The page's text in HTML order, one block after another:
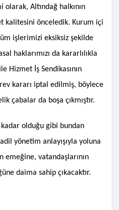
Altındağ halkının
kalitesini önceledik. Kurum içi
işlerimizi eksiksiz şekilde
haklarımızı da kararlılıkla
Hizmet İş Sendikasının
kararı iptal edilmiş, böylece
çabalar da boşa çıkmıştır.
olduğu gibi bundan
yönetim anlayışıyla yoluna
emeğine, vatandaşlarının
daima sahip çıkacaktır.